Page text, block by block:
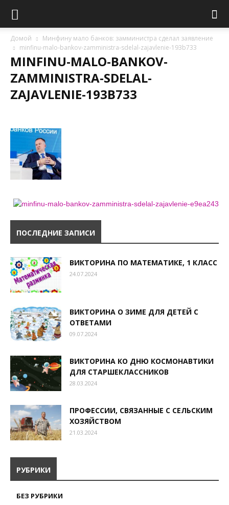
Домой
Минфину мало банков: замминистра сделал заявление
minfinu-malo-bankov-zamministra-sdelal-zajavlenie-193b733
MINFINU-MALO-BANKOV-
ZAMMINISTRA-SDELAL-
ZAJAVLENIE-193B733
ПОСЛЕДНИЕ ЗАПИСИ
ВИКТОРИНА ПО МАТЕМАТИКЕ, 1 КЛАСС
24.07.2024
ВИКТОРИНА О ЗИМЕ ДЛЯ ДЕТЕЙ С
ОТВЕТАМИ
09.07.2024
ВИКТОРИНА КО ДНЮ КОСМОНАВТИКИ
ДЛЯ СТАРШЕКЛАССНИКОВ
28.03.2024
ПРОФЕССИИ, СВЯЗАННЫЕ С СЕЛЬСКИМ
ХОЗЯЙСТВОМ
21.03.2024
РУБРИКИ
БЕЗ РУБРИКИ